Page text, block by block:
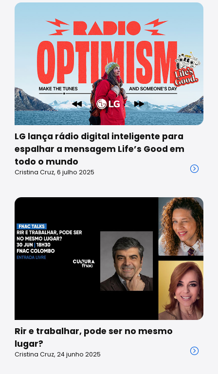
LG lança rádio digital inteligente para
espalhar a mensagem Life’s Good em
todo o mundo
Cristina Cruz, 6 julho 2025
Rir e trabalhar, pode ser no mesmo
lugar?
Cristina Cruz, 24 junho 2025